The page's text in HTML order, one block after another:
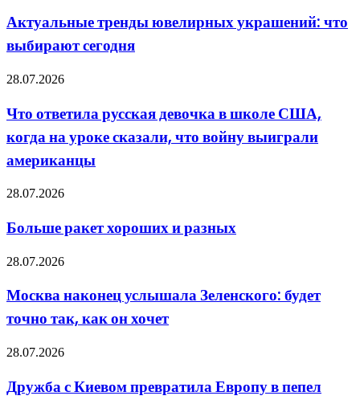
задач
подходит
ювелирных
украшений:
что
сегодня
Актуальные тренды ювелирных украшений: что
выбирают сегодня
Что
русская
девочка
в
США,
на
сказали,
что
выиграли
28.07.2026
Что ответила русская девочка в школе США,
когда на уроке сказали, что войну выиграли
американцы
Больше
хороших
и
28.07.2026
Больше ракет хороших и разных
Москва
услышала
Зеленского:
будет
так,
хочет
28.07.2026
Москва наконец услышала Зеленского: будет
точно так, как он хочет
Дружба
Киевом
превратила
28.07.2026
Дружба с Киевом превратила Европу в пепел